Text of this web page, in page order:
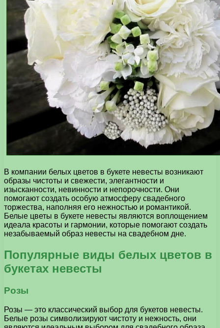
В компании белых цветов в букете невесты возникают
образы чистоты и свежести, элегантности и
изысканности, невинности и непорочности. Они
помогают создать особую атмосферу свадебного
торжества, наполняя его нежностью и романтикой.
Белые цветы в букете невесты являются воплощением
идеала красоты и гармонии, которые помогают создать
незабываемый образ невесты на свадебном дне.
Популярные виды белых цветов в
букетах невесты
Розы
Розы — это классический выбор для букетов невесты.
Белые розы символизируют чистоту и нежность, они